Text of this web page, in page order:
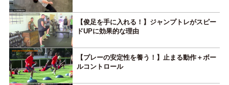
【俊足を手に入れる！】ジャンプトレがスピー
ドUPに効果的な理由
【プレーの安定性を養う！】止まる動作＋ボー
ルコントロール